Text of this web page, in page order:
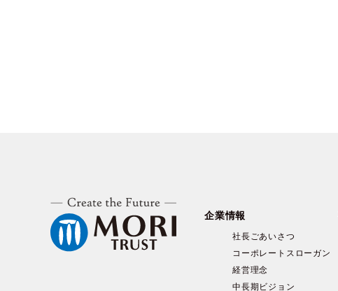
企業情報
社長ごあいさつ
コーポレートスローガン
経営理念
中長期ビジョン